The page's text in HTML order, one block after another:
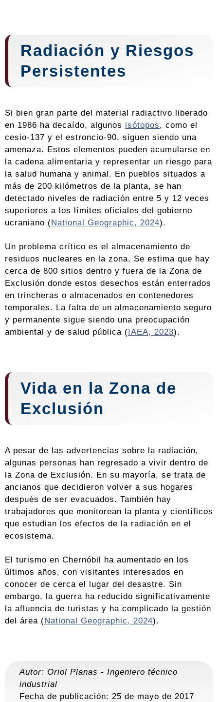
Radiación y Riesgos
Persistentes
Si bien gran parte del material radiactivo liberado
en 1986 ha decaído, algunos isótopos, como el
cesio-137 y el estroncio-90, siguen siendo una
amenaza. Estos elementos pueden acumularse en
la cadena alimentaria y representar un riesgo para
la salud humana y animal. En pueblos situados a
más de 200 kilómetros de la planta, se han
detectado niveles de radiación entre 5 y 12 veces
superiores a los límites oficiales del gobierno
ucraniano (National Geographic, 2024).
Un problema crítico es el almacenamiento de
residuos nucleares en la zona. Se estima que hay
cerca de 800 sitios dentro y fuera de la Zona de
Exclusión donde estos desechos están enterrados
en trincheras o almacenados en contenedores
temporales. La falta de un almacenamiento seguro
y permanente sigue siendo una preocupación
ambiental y de salud pública (IAEA, 2023).
Vida en la Zona de
Exclusión
A pesar de las advertencias sobre la radiación,
algunas personas han regresado a vivir dentro de
la Zona de Exclusión. En su mayoría, se trata de
ancianos que decidieron volver a sus hogares
después de ser evacuados. También hay
trabajadores que monitorean la planta y científicos
que estudian los efectos de la radiación en el
ecosistema.
El turismo en Chernóbil ha aumentado en los
últimos años, con visitantes interesados en
conocer de cerca el lugar del desastre. Sin
embargo, la guerra ha reducido significativamente
la afluencia de turistas y ha complicado la gestión
del área (National Geographic, 2024).
Autor: Oriol Planas - Ingeniero técnico
industrial
Fecha de publicación: 25 de mayo de 2017